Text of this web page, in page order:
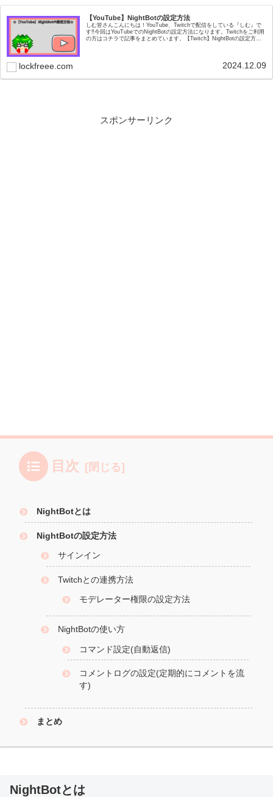
【YouTube】NightBotの設定方法
しむ皆さんこんにちは！YouTube、Twitchで配信をしている『しむ』で
す‼今回はYouTubeでのNightBotの設定方法になります。Twitchをご利用
の方はコチラで記事をまとめています。【Twitch】NightBotの設定方
lockfreee.com 2024.12.09
スポンサーリンク
目次
NightBotとは
NightBotの設定方法
サインイン
Twitchとの連携方法
モデレーター権限の設定方法
NightBotの使い方
コマンド設定(自動返信)
コメントログの設定(定期的にコメントを流
す)
まとめ
NightBotとは